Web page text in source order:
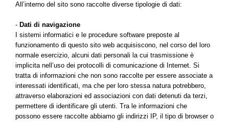
All’interno del sito sono raccolte diverse tipologie di dati:
- Dati di navigazione
I sistemi informatici e le procedure software preposte al
funzionamento di questo sito web acquisiscono, nel corso del loro
normale esercizio, alcuni dati personali la cui trasmissione è
implicita nell’uso dei protocolli di comunicazione di Internet. Si
tratta di informazioni che non sono raccolte per essere associate a
interessati identificati, ma che per loro stessa natura potrebbero,
attraverso elaborazioni ed associazioni con dati detenuti da terzi,
permettere di identificare gli utenti. Tra le informazioni che
possono essere raccolte abbiamo gli indirizzi IP, il tipo di browser o